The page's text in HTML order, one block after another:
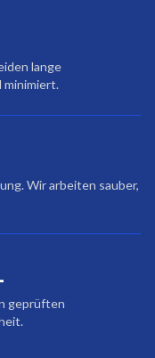
lange
Wir arbeiten sauber,
geprüften